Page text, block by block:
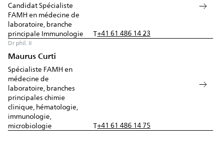
Candidat Spécialiste
FAMH en médecine de
laboratoire, branche
principale Immunologie
T+41 61 486 14 23
Dr phil. II
Maurus Curti
Spécialiste FAMH en
médecine de
laboratoire, branches
principales chimie
clinique, hématologie,
immunologie,
microbiologie
T+41 61 486 14 75